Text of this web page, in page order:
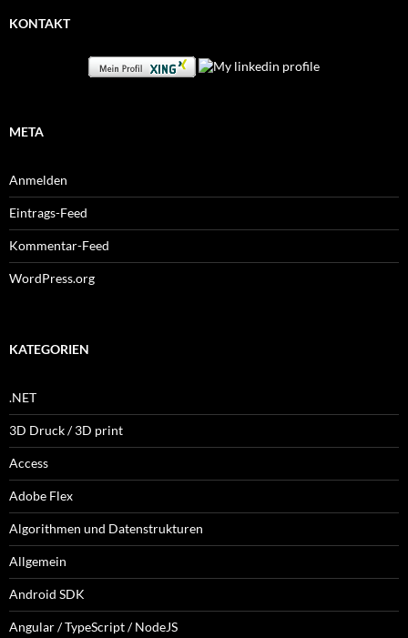
KONTAKT
META
Anmelden
Eintrags-Feed
Kommentar-Feed
WordPress.org
KATEGORIEN
.NET
3D Druck / 3D print
Access
Adobe Flex
Algorithmen und Datenstrukturen
Allgemein
Android SDK
Angular / TypeScript / NodeJS